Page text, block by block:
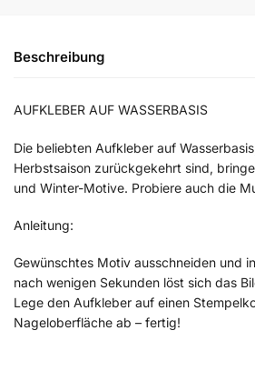
Beschreibung
AUFKLEBER AUF WASSERBASIS
Die beliebten Aufkleber auf
Herbstsaison zurückgekehrt sind,
und Winter-Motive. Probiere auch die
Anleitung:
Gewünschtes Motiv ausschneiden und
nach wenigen Sekunden löst sich das
Lege den Aufkleber auf einen
Nageloberfläche ab – fertig!